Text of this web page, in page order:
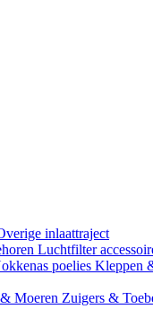
inlaattraject
Luchtfilter
poelies Kleppen
Moeren Zuigers &